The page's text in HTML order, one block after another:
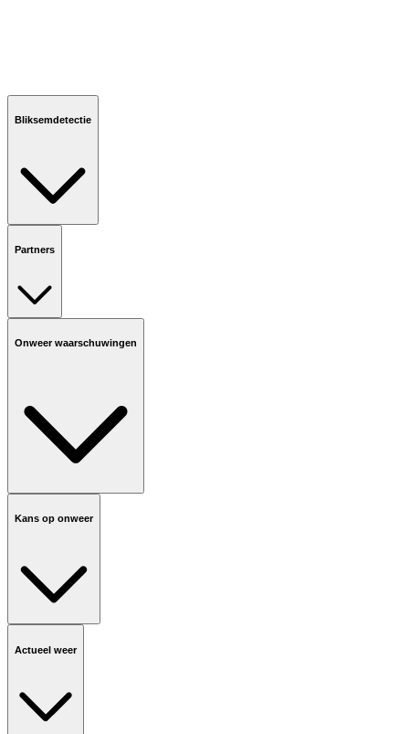
Bliksemdetectie
Partners
Onweer waarschuwingen
Kans op onweer
Actueel weer